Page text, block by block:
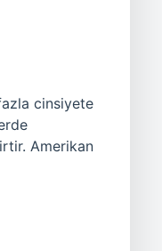
cinsiyete
Amerikan